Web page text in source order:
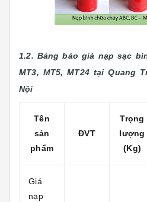
1.2. Bảng báo giá nạp sạc
MT3, MT5, MT24 tại Quang
Nội
Tên
sản
phẩm
ĐVT
Trọng
lượng
(Kg)
Giá
nạp